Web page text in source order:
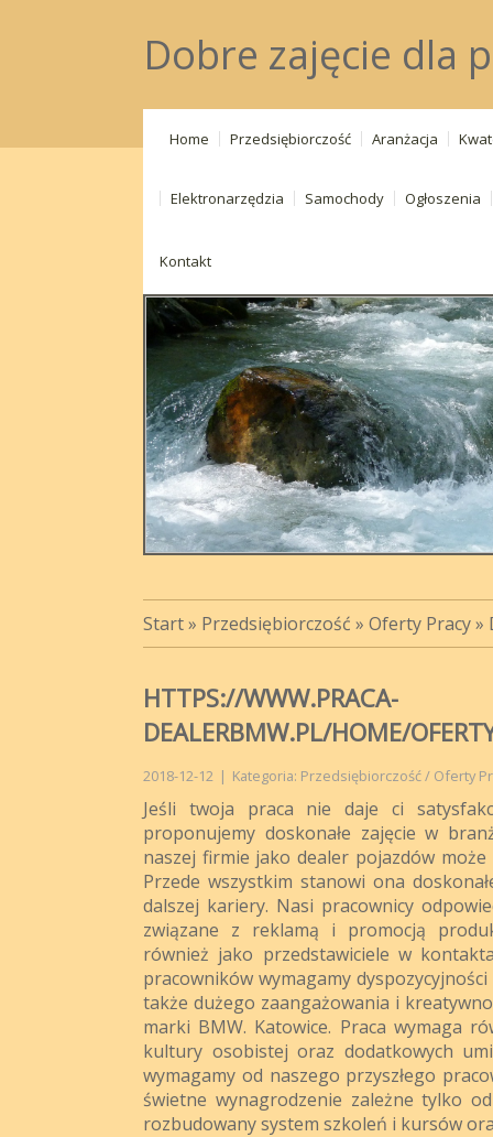
Dobre zajęcie dla
Home Przedsiębiorczość Aranżacja
Elektronarzędzia Samochody Ogłoszenia
Kontakt
Start» Przedsiębiorczość » Oferty Pracy»
HTTPS://WWW.PRACA-
DEALERBMW.PL/HOME/
2018-12-12 | Kategoria: Przedsiębiorczość / Oferty
Jeśli twoja praca nie daje ci
proponujemy doskonałe zajęcie w
naszej firmie jako dealer pojazdów
Przede wszystkim stanowi ona
dalszej kariery. Nasi pracownicy
związane z reklamą i promocją
również jako przedstawiciele w
pracowników wymagamy
także dużego zaangażowania i
marki BMW. Katowice. Praca wymaga
kultury osobistej oraz dodatkowych
wymagamy od naszego przyszłego
świetne wynagrodzenie zależne tylko
rozbudowany system szkoleń i kursów